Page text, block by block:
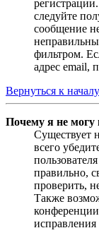
следуйте
сообщение
фильтром.
адрес email,
Вернуться к началу
Почему я не могу
Существует
всего
правильно,
проверить,
Также
исправления